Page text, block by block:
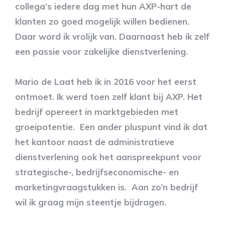
collega’s iedere dag met hun AXP-hart de
klanten zo goed mogelijk willen bedienen.
Daar word ik vrolijk van. Daarnaast heb ik zelf
een passie voor zakelijke dienstverlening.
Mario de Laat heb ik in 2016 voor het eerst
ontmoet. Ik werd toen zelf klant bij AXP. Het
bedrijf opereert in marktgebieden met
groeipotentie. Een ander pluspunt vind ik dat
het kantoor naast de administratieve
dienstverlening ook het aanspreekpunt voor
strategische-, bedrijfseconomische- en
marketingvraagstukken is. Aan zo’n bedrijf
wil ik graag mijn steentje bijdragen.